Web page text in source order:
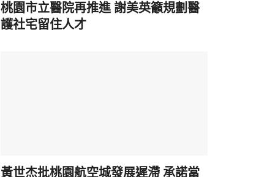
桃園市立醫院再推進 謝美英籲規劃醫
護社宅留住人才
黃世杰批桃園航空城發展遲滯 承諾當